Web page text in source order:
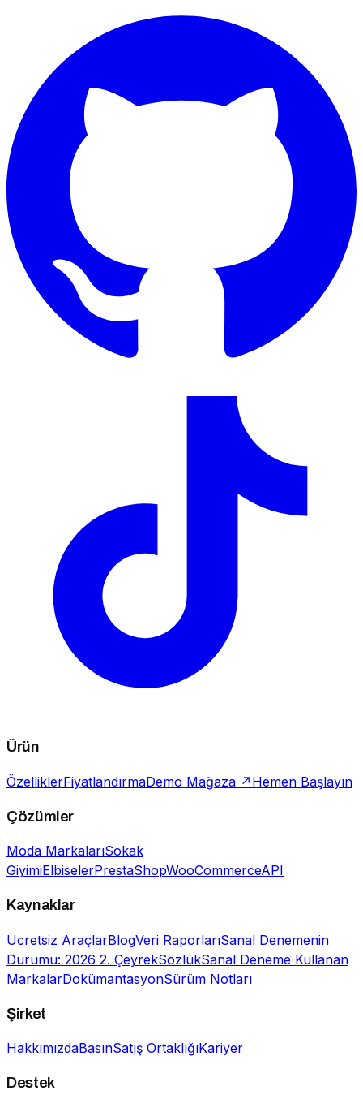
Ürün
ÖzelliklerFiyatlandırmaDemo Mağaza ↗ Hemen Başlayın
Çözümler
Moda MarkalarıSokak
GiyimiElbiselerPrestaShopWooCommerceAPI
Kaynaklar
Ücretsiz AraçlarBlogVeri RaporlarıSanal Denemenin
Durumu: 2026 2. ÇeyrekSözlükSanal Deneme Kullanan
MarkalarDokümantasyonSürüm Notları
Şirket
HakkımızdaBasınSatış OrtaklığıKariyer
Destek